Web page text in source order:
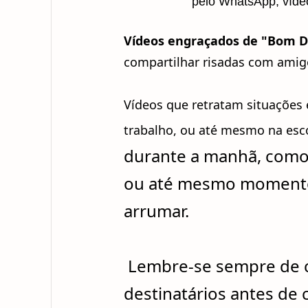
Vídeos engraçados de "Bom
compartilhar risadas com
Vídeos que retratam situações
trabalho, ou até mesmo na
durante a manhã,
ou até mesmo
arrumar.
Lembre-se sempre
destinatários antes de